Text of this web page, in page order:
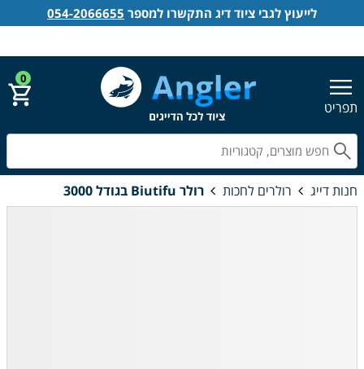
תפריט
0
חנות דייג רולרים לחכות רולר Biutifu בגודל 3000
לייעוץ לגבי ציוד דיג התקשרו למספר 054-2066655